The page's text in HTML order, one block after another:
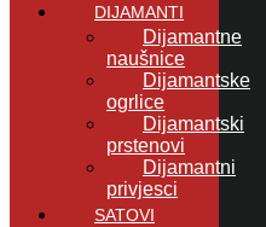
DIJAMANTI
Dijamantne
naušnice
Dijamantske
ogrlice
Dijamantski
prstenovi
Dijamantni
privjesci
SATOVI